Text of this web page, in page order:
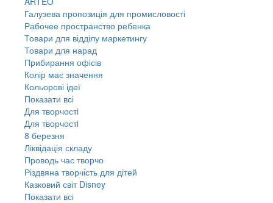
Галузева пропозиція для промисловості
Рабочее пространство ребенка
Товари для відділу маркетингу
Товари для нарад
Прибирання офісів
Колір має значення
Кольорові ідеї
Показати всі
Для творчостi
Для творчостi
8 березня
Ліквідація складу
Проводь час творчо
Різдвяна творчість для дітей
Казковий світ Disney
Показати всі